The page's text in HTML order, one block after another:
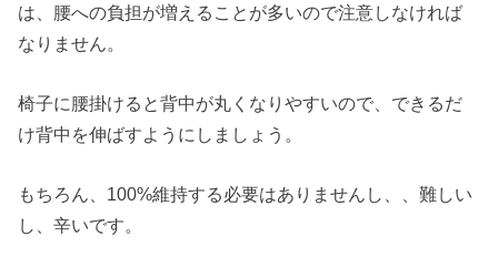
は、腰への負担が増えることが多いので注意しなければ
なりません。
椅子に腰掛けると背中が丸くなりやすいので、できるだ
け背中を伸ばすようにしましょう。
もちろん、100%維持する必要はありませんし、、難しい
し、辛いです。